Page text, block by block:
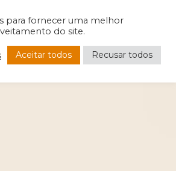
para fornecer uma melhor
do site.
Aceitar todos Recusar todos